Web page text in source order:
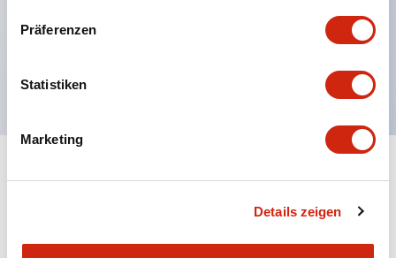
Präferenzen
Statistiken
Marketing
Details zeigen
Normen. CCC-zertifiziert (außer Anzeigeleuchten).
Mit speziellem Zubehör leicht auf Φ22 Flash-
Dokumente und Dateien
Kataloge & Broschüren